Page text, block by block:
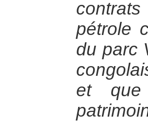
pétrole
du parc
et